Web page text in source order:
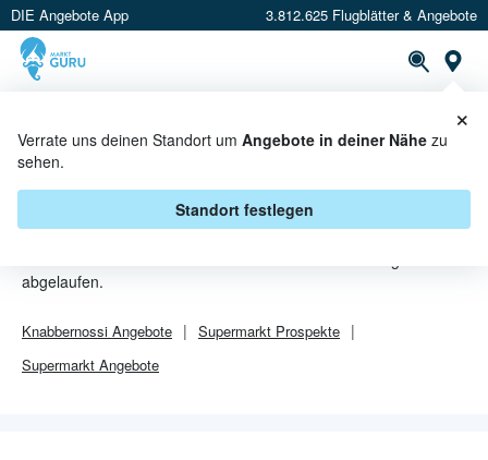
DIE Angebote App 3.812.625 Flugblätter & Angebote
Verrate uns deinen Standort um Angebote in deiner Nähe zu
sehen.
Standort festlegen
×
KNABBERNOSSI ANGEBOTE IN
NEUNKIRCHEN
abgelaufen.
Knabbernossi Angebote Supermarkt Prospekte
Supermarkt Angebote